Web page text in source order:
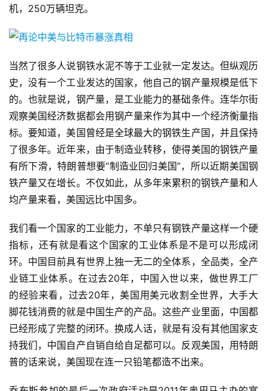
机，250万辆坦克。
当然了很多人说钢铁水泥不等于工业就一定发达。但纵观历
史，没有一个工业发达的国家，他自己的钢产量规模是低下
的。也就是说，钢产量，是工业能力的基础条件。连华尔街
观察美国经济数据都会用钢产量来作为其中一个经济衡量指
标。要知道，美国曾经是全球最大的钢铁生产国，并且保持
了很多年。近年来，由于制造业转移，使得美国的钢铁产量
有所下滑，特朗普想要“制造业回归美国”，所以近期美国钢
铁产量又在增长。不仅如此，从多年来累积的钢铁产量和人
均产量来看，美国远比中国多。
我们看一个国家的工业能力，不单只有钢铁产量这样一个硬
指标，还有就是看这个国家的工业体系是不是可以形成闭
环。中国目前具有世界上独一无二的全体系，全品类，全产
业链工业体系。在过去20年，中国入世以来，做世界工厂
的经验来看，过去20年，美国用美元收割全世界，大手大
脚花钱消费的就是中国生产的产品。这些产业里面，中国都
已经形成了完整的闭环。换成人话，就是有没有其他国家支
持我们，中国自产自销自给自足都可以。反观美国，用特朗
普的话来说，美国现在连一只铅笔都造不出来。